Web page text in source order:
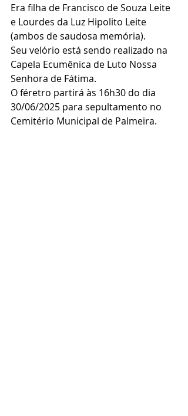
Era filha de Francisco de Souza Leite
e Lourdes da Luz Hipolito Leite
(ambos de saudosa memória).
Seu velório está sendo realizado na
Capela Ecumênica de Luto Nossa
Senhora de Fátima.
O féretro partirá às 16h30 do dia
30/06/2025 para sepultamento no
Cemitério Municipal de Palmeira.